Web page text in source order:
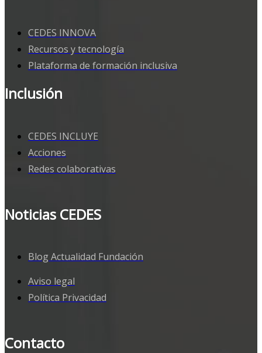
CEDES INNOVA
Recursos y tecnología
Plataforma de formación inclusiva
Inclusión
CEDES INCLUYE
Acciones
Redes colaborativas
Noticias CEDES
Blog Actualidad Fundación
Aviso legal
Política Privacidad
Contacto